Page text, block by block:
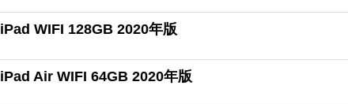
iPad WIFI 128GB 2020年版
iPad Air WIFI 64GB 2020年版